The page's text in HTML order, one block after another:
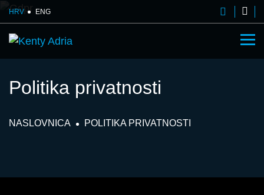
HRV ENG
Politika privatnosti
NASLOVNICA POLITIKA PRIVATNOSTI